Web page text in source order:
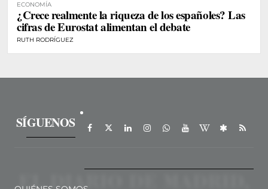
ECONOMÍA
¿Crece realmente la riqueza de los españoles? Las
cifras de Eurostat alimentan el debate
RUTH RODRÍGUEZ
SÍGUENOS